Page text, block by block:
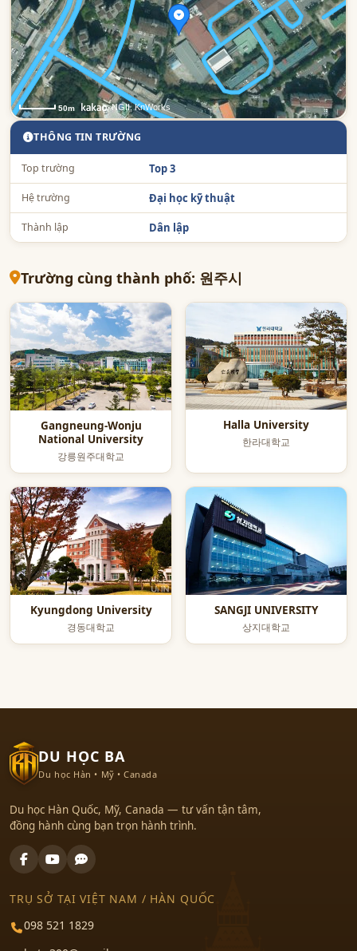
50m , NGII, KnWorks
THÔNG TIN TRƯỜNG
Top trường Top 3
Hệ trường Đại học kỹ thuật
Thành lập Dân lập
Trường cùng thành phố: 원주시
Gangneung-Wonju
National University
강릉원주대학교
Halla University
한라대학교
Kyungdong University
경동대학교
SANGJI UNIVERSITY
상지대학교
DU HỌC BA
Du học Hàn • Mỹ • Canada
Du học Hàn Quốc, Mỹ, Canada — tư vấn tận tâm,
đồng hành cùng bạn trọn hành trình.
TRỤ SỞ TẠI VIỆT NAM / HÀN QUỐC
098 521 1829